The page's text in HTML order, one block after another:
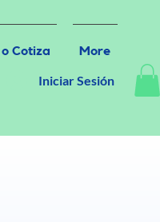
Cotiza More
Iniciar Sesión